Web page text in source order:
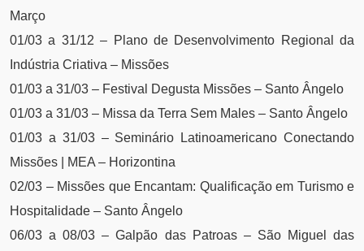
Março
01/03 a 31/12 – Plano de Desenvolvimento Regional da
Indústria Criativa – Missões
01/03 a 31/03 – Festival Degusta Missões – Santo Ângelo
01/03 a 31/03 – Missa da Terra Sem Males – Santo Ângelo
01/03 a 31/03 – Seminário Latinoamericano Conectando
Missões | MEA – Horizontina
02/03 – Missões que Encantam: Qualificação em Turismo e
Hospitalidade – Santo Ângelo
06/03 a 08/03 – Galpão das Patroas – São Miguel das